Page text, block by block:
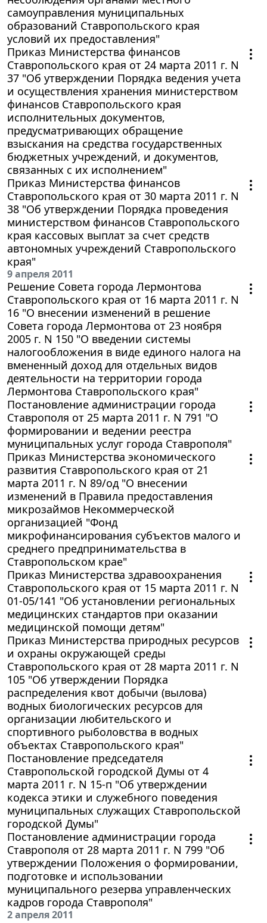
самоуправления муниципальных
образований Ставропольского края
условий их предоставления"
Приказ Министерства финансов
Ставропольского края от 24 марта 2011 г. N
37 "Об утверждении Порядка ведения учета
и осуществления хранения министерством
финансов Ставропольского края
исполнительных документов,
предусматривающих обращение
взыскания на средства государственных
бюджетных учреждений, и документов,
связанных с их исполнением"
Приказ Министерства финансов
Ставропольского края от 30 марта 2011 г. N
38 "Об утверждении Порядка проведения
министерством финансов Ставропольского
края кассовых выплат за счет средств
автономных учреждений Ставропольского
края"
9 апреля 2011
Решение Совета города Лермонтова
Ставропольского края от 16 марта 2011 г. N
16 "О внесении изменений в решение
Совета города Лермонтова от 23 ноября
2005 г. N 150 "О введении системы
налогообложения в виде единого налога на
вмененный доход для отдельных видов
деятельности на территории города
Лермонтова Ставропольского края"
Постановление администрации города
Ставрополя от 25 марта 2011 г. N 791 "О
формировании и ведении реестра
муниципальных услуг города Ставрополя"
Приказ Министерства экономического
развития Ставропольского края от 21
марта 2011 г. N 89/од "О внесении
изменений в Правила предоставления
микрозаймов Некоммерческой
организацией "Фонд
микрофинансирования субъектов малого и
среднего предпринимательства в
Ставропольском крае"
Приказ Министерства здравоохранения
Ставропольского края от 15 марта 2011 г. N
01-05/141 "Об установлении региональных
медицинских стандартов при оказании
медицинской помощи детям"
Приказ Министерства природных ресурсов
и охраны окружающей среды
Ставропольского края от 28 марта 2011 г. N
105 "Об утверждении Порядка
распределения квот добычи (вылова)
водных биологических ресурсов для
организации любительского и
спортивного рыболовства в водных
объектах Ставропольского края"
Постановление председателя
Ставропольской городской Думы от 4
марта 2011 г. N 15-п "Об утверждении
кодекса этики и служебного поведения
муниципальных служащих Ставропольской
городской Думы"
Постановление администрации города
Ставрополя от 28 марта 2011 г. N 799 "Об
утверждении Положения о формировании,
подготовке и использовании
муниципального резерва управленческих
кадров города Ставрополя"
2 апреля 2011